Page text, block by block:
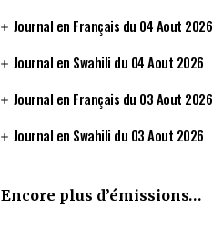
Journal en Français du 04 Aout 2026
Journal en Swahili du 04 Aout 2026
Journal en Français du 03 Aout 2026
Journal en Swahili du 03 Aout 2026
Encore plus d’émissions…